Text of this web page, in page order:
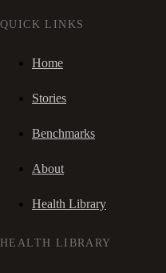
QUICK LINKS
Home
Stories
Benchmarks
About
Health Library
HEALTH LIBRARY